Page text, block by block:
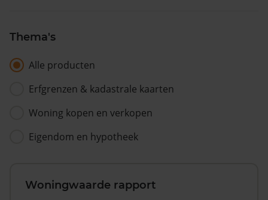
Thema's
Alle producten
Erfgrenzen & kadastrale kaarten
Woning kopen en verkopen
Eigendom en hypotheek
Woningwaarde rapport